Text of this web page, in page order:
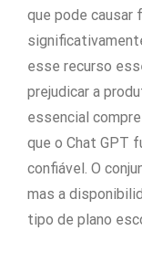
que pode causar
esse recurso
prejudicar a
essencial
que o Chat GPT
confiável. O
mas a
tipo de plano